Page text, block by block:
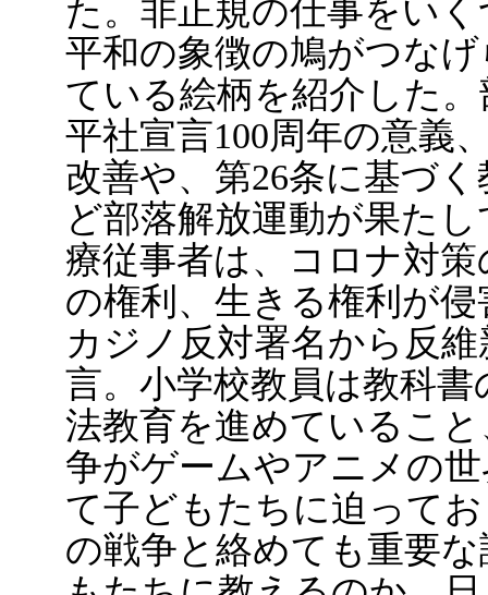
た。非正規の仕事をい
平和の象徴の鳩がつな
ている絵柄を紹介した
平社宣言100周年の意義
改善や、第26条に基づ
ど部落解放運動が果た
療従事者は、コロナ対
の権利、生きる権利が
カジノ反対署名から反
言。小学校教員は教科
法教育を進めているこ
争がゲームやアニメの
て子どもたちに迫って
の戦争と絡めても重要